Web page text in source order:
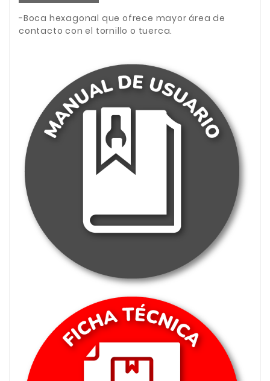
-Boca hexagonal que ofrece mayor área de
contacto con el tornillo o tuerca.